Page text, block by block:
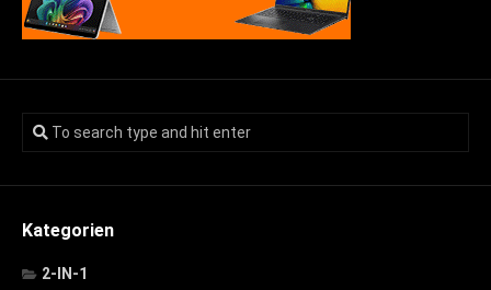
Kategorien
2-IN-1